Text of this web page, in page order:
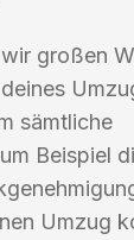
großen
sämtliche
Beispiel
Umzug